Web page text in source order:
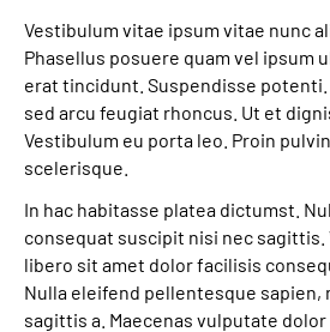
Vestibulum vitae ipsum vitae nunc
Phasellus posuere quam vel ipsum
erat tincidunt. Suspendisse
sed arcu feugiat rhoncus. Ut et
Vestibulum eu porta leo. Proin
scelerisque.
In hac habitasse platea dictumst.
consequat suscipit nisi nec sagittis.
libero sit amet dolor facilisis
Nulla eleifend pellentesque
sagittis a. Maecenas vulputate